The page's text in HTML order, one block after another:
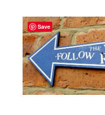
Save